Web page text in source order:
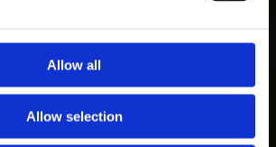
Allow all
Allow selection